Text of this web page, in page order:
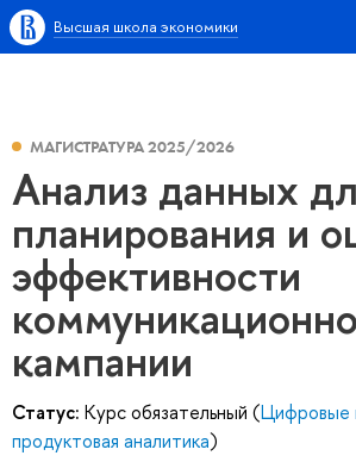
Высшая школа экономики
МАГИСТРАТУРА 2025/2026
Анализ данных
планирования и
эффективности
кампании
Статус: Курс обязательный (Цифровые
продуктовая аналитика)